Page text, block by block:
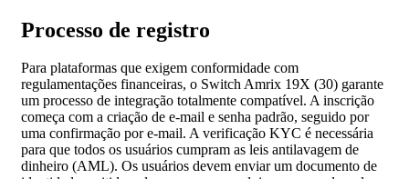
Processo de registro
Para plataformas que exigem conformidade com
regulamentações financeiras, o Switch Amrix 19X (30) garante
um processo de integração totalmente compatível. A inscrição
começa com a criação de e-mail e senha padrão, seguido por
uma confirmação por e-mail. A verificação KYC é necessária
para que todos os usuários cumpram as leis antilavagem de
dinheiro (AML). Os usuários devem enviar um documento de